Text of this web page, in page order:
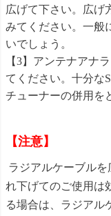
広げて下さい。広げ
みてください。一般
いでしょう。
【3】アンテナアナ
てください。十分な
チューナーの併用を
【注意】
ラジアルケーブル
れ下げてのご使用は
る場合は、ラジアル